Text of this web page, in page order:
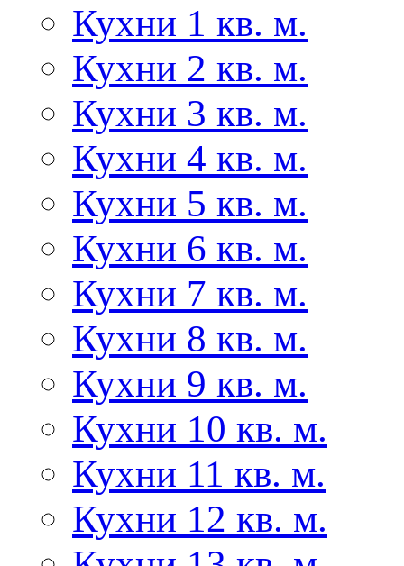
Кухни 1 кв. м.
Кухни 2 кв. м.
Кухни 3 кв. м.
Кухни 4 кв. м.
Кухни 5 кв. м.
Кухни 6 кв. м.
Кухни 7 кв. м.
Кухни 8 кв. м.
Кухни 9 кв. м.
Кухни 10 кв. м.
Кухни 11 кв. м.
Кухни 12 кв. м.